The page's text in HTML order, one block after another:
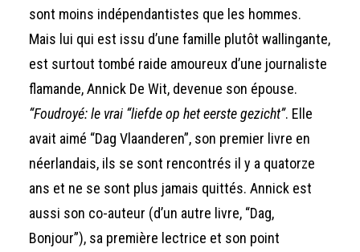
sont moins indépendantistes que les hommes.
Mais lui qui est issu d’une famille plutôt wallingante,
est surtout tombé raide amoureux d’une journaliste
flamande, Annick De Wit, devenue son épouse.
“Foudroyé: le vrai “liefde op het eerste gezicht”. Elle
avait aimé “Dag Vlaanderen”, son premier livre en
néerlandais, ils se sont rencontrés il y a quatorze
ans et ne se sont plus jamais quittés. Annick est
aussi son co-auteur (d’un autre livre, “Dag,
Bonjour”), sa première lectrice et son point